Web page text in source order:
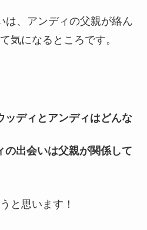
は、アンディの父親が絡ん
気になるところです。
ッディとアンディはどんな
の出会いは父親が関係して
と思います！